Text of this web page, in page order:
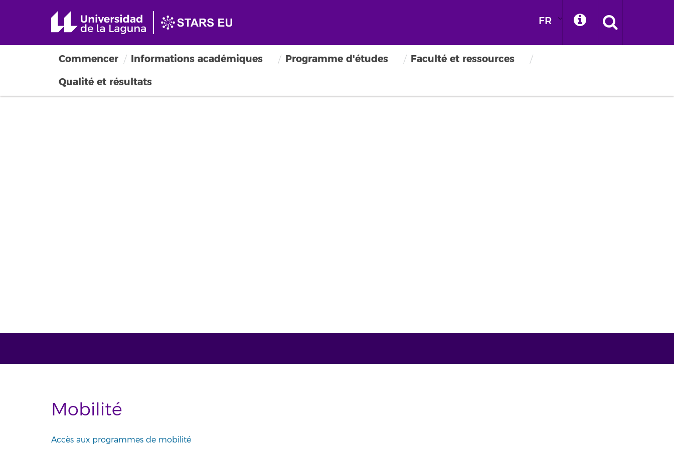
FR
Commencer Informations académiques Programme d'études
Faculté et ressources
Qualité et résultats
Mobilité
Accès aux programmes de mobilité